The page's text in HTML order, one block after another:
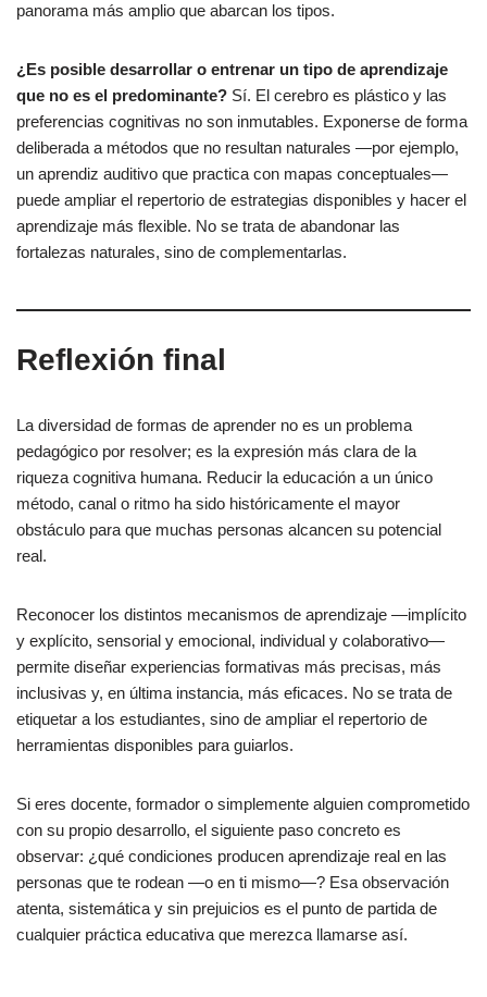
panorama más amplio que abarcan los tipos.
¿Es posible desarrollar o entrenar un tipo de aprendizaje
que no es el predominante? Sí. El cerebro es plástico y las
preferencias cognitivas no son inmutables. Exponerse de forma
deliberada a métodos que no resultan naturales —por ejemplo,
un aprendiz auditivo que practica con mapas conceptuales—
puede ampliar el repertorio de estrategias disponibles y hacer el
aprendizaje más flexible. No se trata de abandonar las
fortalezas naturales, sino de complementarlas.
Reflexión final
La diversidad de formas de aprender no es un problema
pedagógico por resolver; es la expresión más clara de la
riqueza cognitiva humana. Reducir la educación a un único
método, canal o ritmo ha sido históricamente el mayor
obstáculo para que muchas personas alcancen su potencial
real.
Reconocer los distintos mecanismos de aprendizaje —implícito
y explícito, sensorial y emocional, individual y colaborativo—
permite diseñar experiencias formativas más precisas, más
inclusivas y, en última instancia, más eficaces. No se trata de
etiquetar a los estudiantes, sino de ampliar el repertorio de
herramientas disponibles para guiarlos.
Si eres docente, formador o simplemente alguien comprometido
con su propio desarrollo, el siguiente paso concreto es
observar: ¿qué condiciones producen aprendizaje real en las
personas que te rodean —o en ti mismo—? Esa observación
atenta, sistemática y sin prejuicios es el punto de partida de
cualquier práctica educativa que merezca llamarse así.